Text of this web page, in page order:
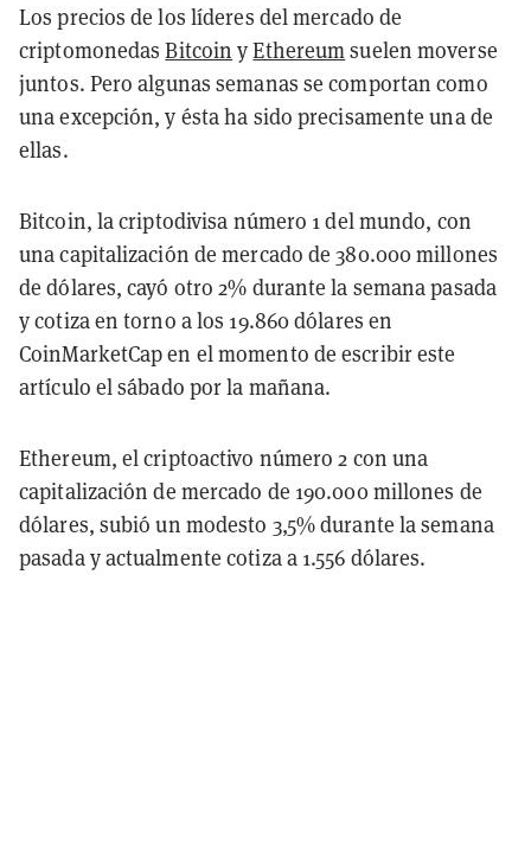
Los precios de los líderes del mercado de
criptomonedasBitcoin yEthereum suelen moverse
juntos. Pero algunas semanas se comportan como
una excepción, y ésta ha sido precisamente una de
ellas.
Bitcoin, la criptodivisa número 1 del mundo, con
una capitalización de mercado de 380.000 millones
de dólares, cayó otro 2% durante la semana pasada
y cotiza en torno a los 19.860 dólares en
CoinMarketCap en el momento de escribir este
artículo el sábado por la mañana.
Ethereum, el criptoactivo número 2 con una
capitalización de mercado de 190.000 millones de
dólares, subió un modesto 3,5% durante la semana
pasada y actualmente cotiza a 1.556 dólares.